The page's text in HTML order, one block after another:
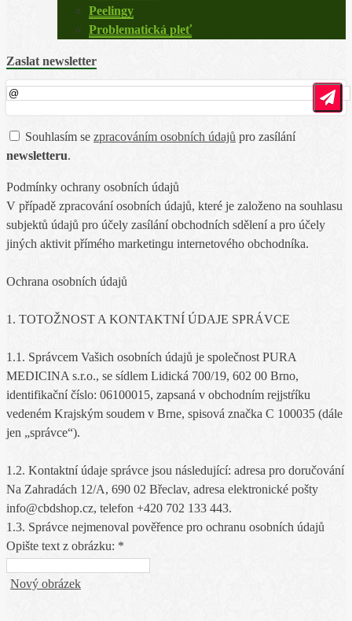
Peelingy
Problematická pleť
Zaslat newsletter
Souhlasím se zpracováním osobních údajů pro zasílání
newsletteru.
Podmínky ochrany osobních údajů
V případě zpracování osobních údajů, které je založeno na souhlasu
subjektů údajů pro účely zasílání obchodních sdělení a pro účely
jiných aktivit přímého marketingu internetového obchodníka.
Ochrana osobních údajů
1. TOTOŽNOST A KONTAKTNÍ ÚDAJE SPRÁVCE
1.1. Správcem Vašich osobních údajů je společnost PURA
MEDICINA s.r.o., se sídlem Lidická 700/19, 602 00 Brno,
identifikační číslo: 06100015, zapsaná v obchodním rejjstŕíku
vedeném Krajským soudem v Brne, spisová značka C 100035 (dále
jen „správce“).
1.2. Kontaktní údaje správce jsou následující: adresa pro doručování
Na Zahradách 12/A, 690 02 Břeclav, adresa elektronické pošty
info@cbdshop.cz, telefon +420 702 133 443.
1.3. Správce nejmenoval pověřence pro ochranu osobních údajů
Opište text z obrázku: *
Nový obrázek